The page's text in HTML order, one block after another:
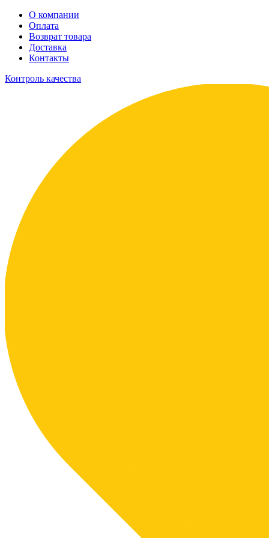
О компании
Оплата
Возврат товара
Доставка
Контакты
Контроль качества